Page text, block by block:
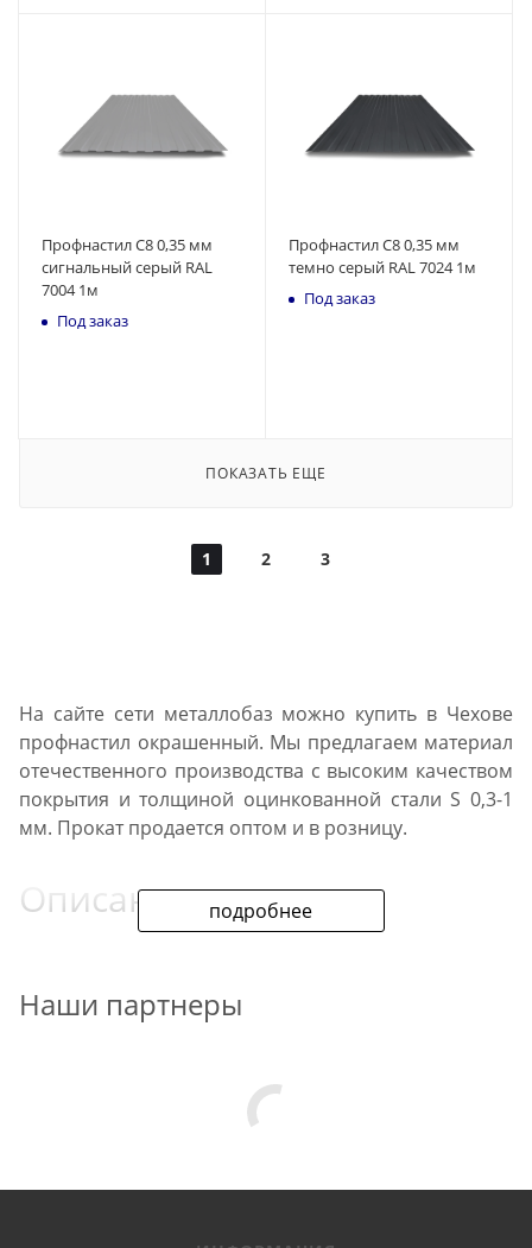
Профнастил С8 0,35 мм
сигнальный серый RAL
7004 1м
Под заказ
Профнастил С8 0,35 мм
темно серый RAL 7024 1м
Под заказ
ПОКАЗАТЬ ЕЩЕ
1 2 3
подробнее
На сайте сети металлобаз можно купить в Чехове
профнастил окрашенный. Мы предлагаем материал
отечественного производства с высоким качеством
покрытия и толщиной оцинкованной стали S 0,3-1
мм. Прокат продается оптом и в розницу.
Описание
Сейчас в наличии есть листы профилированные
стальные оцинкованные с полимерным покрытием
профнастила по Ral: 3005, 5005, 8017, 6005, 7004.
Дополнительные оттенки ассортимента: 9003, 1014,
9005, 1018, 1021, 3011, 3020, 7024, 9002.
По желанию клиента возможно изготовление на
Наши партнеры